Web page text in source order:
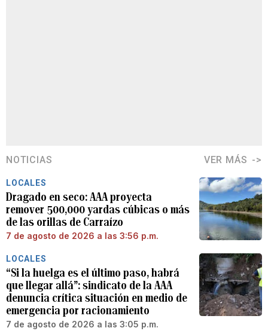
NOTICIAS VER MÁS
LOCALES
Dragado en seco: AAA proyecta
remover 500,000 yardas cúbicas o más
de las orillas de Carraízo
7 de agosto de 2026 a las 3:56 p.m.
LOCALES
“Si la huelga es el último paso, habrá
que llegar allá”: sindicato de la AAA
denuncia crítica situación en medio de
emergencia por racionamiento
7 de agosto de 2026 a las 3:05 p.m.